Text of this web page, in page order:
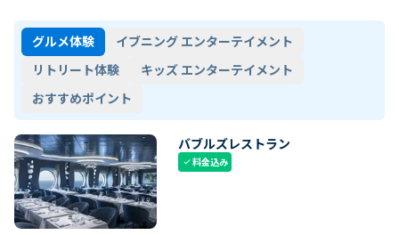
グルメ体験
イブニング エンターテイメント
リトリート体験
キッズ エンターテイメント
おすすめポイント
バブルズレストラン
check料金込み